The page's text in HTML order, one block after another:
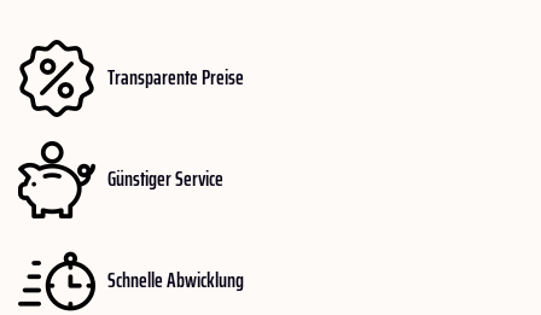
Transparente Preise
Günstiger Service
Schnelle Abwicklung